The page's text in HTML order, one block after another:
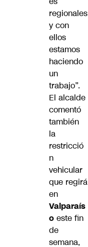
regionales
y con
ellos
estamos
haciendo
un
trabajo”.
El alcalde
comentó
también
la
restricció
n
vehicular
que regirá
en
Valparaís
o este fin
de
semana,